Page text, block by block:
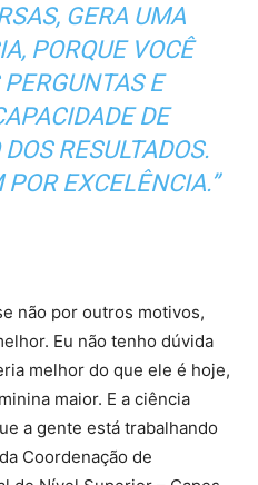
GERA UMA
PORQUE VOCÊ
E
DE
RESULTADOS.
EXCELÊNCIA.”
não por outros motivos,
Eu não tenho dúvida
melhor do que ele é hoje,
maior. E a ciência
a gente está trabalhando
Coordenação de